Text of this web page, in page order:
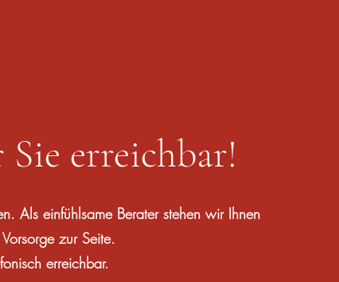
erreichbar!
Als einfühlsame Berater stehen wir Ihnen
zur Seite.
erreichbar.